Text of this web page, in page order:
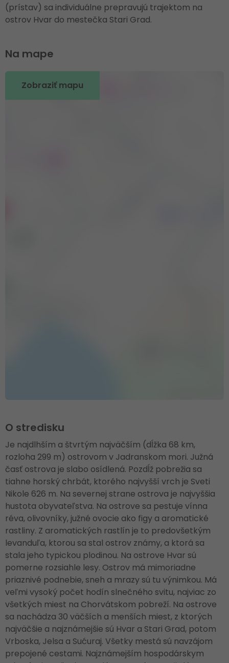
(prístav) sa individuálne prepravujú trajektom na
ostrov Hvar do mestečka Stari Grad.
Na mape
Zobraziť mapu
O stredisku
Je najdlhším a štvrtým najväčším (dĺžka 68 km,
rozloha 299 m) ostrovom v Jadranskom mori. Južná
časť ostrova je slabo osídlená. Pozdĺž pobrežia sa
tiahne horský chrbát, ktorého najvyšší vrch je Sveti
Nikole 626 m. Na severnej strane ostrova je najvyššia
hustota obyvateľstva. Na ostrove sa pestuje vínna
réva, olivovníky, južné ovocie ako figy a aromatické
rastliny. Z aromatických rastlín je to predovšetkým
levanduľa, ktorou sa stal ostrov známy, a ktorá sa
stala jeho typickou plodinou. Na ostrove Hvar sú
pomerne rozsiahle lesy. Ostrov má mimoriadne
priaznivé podnebie, sneh a mrazy sú tu výnimkou. Má
veľmi vysoký počet hodín slnečného svitu, najviac zo
všetkých miest na Chorvátskom pobreží. Na ostrove
sa nachádza 30 väčších a menších miest, z ktorých
najväčšie a najznámejšie sú Hvar a Stari Grad, potom
Vrboska, Jelsa a Sućuraj. Všetky mestá sú navzájom
prepojené cestami. Najznámejším hospodárskym